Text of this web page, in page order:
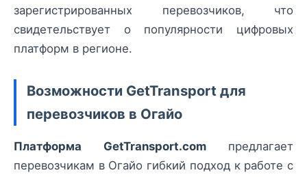
зарегистрированных перевозчиков, что
свидетельствует о популярности цифровых
платформ в регионе.
Возможности GetTransport для
перевозчиков в Огайо
Платформа GetTransport.comпредлагает
перевозчикам в Огайо гибкий подход к работе с